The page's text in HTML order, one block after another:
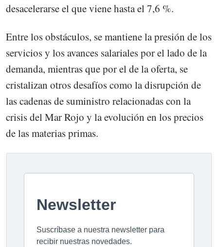
desacelerarse el que viene hasta el 7,6 %.
Entre los obstáculos, se mantiene la presión de los
servicios y los avances salariales por el lado de la
demanda, mientras que por el de la oferta, se
cristalizan otros desafíos como la disrupción de
las cadenas de suministro relacionadas con la
crisis del Mar Rojo y la evolución en los precios
de las materias primas.